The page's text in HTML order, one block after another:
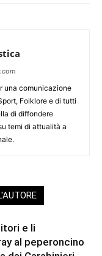
una comunicazione
Folklore e di tutti
di diffondere
temi di attualità a
e li
al peperoncino